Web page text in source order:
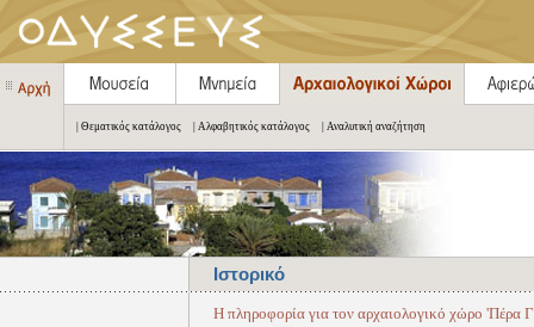
| Θεματικός κατάλογος | Αλφαβητικός κατάλογος | Αναλυτική αναζήτηση
Ιστορικό
Η πληροφορία για τον αρχαιολογικό χώρο 'Πέρα